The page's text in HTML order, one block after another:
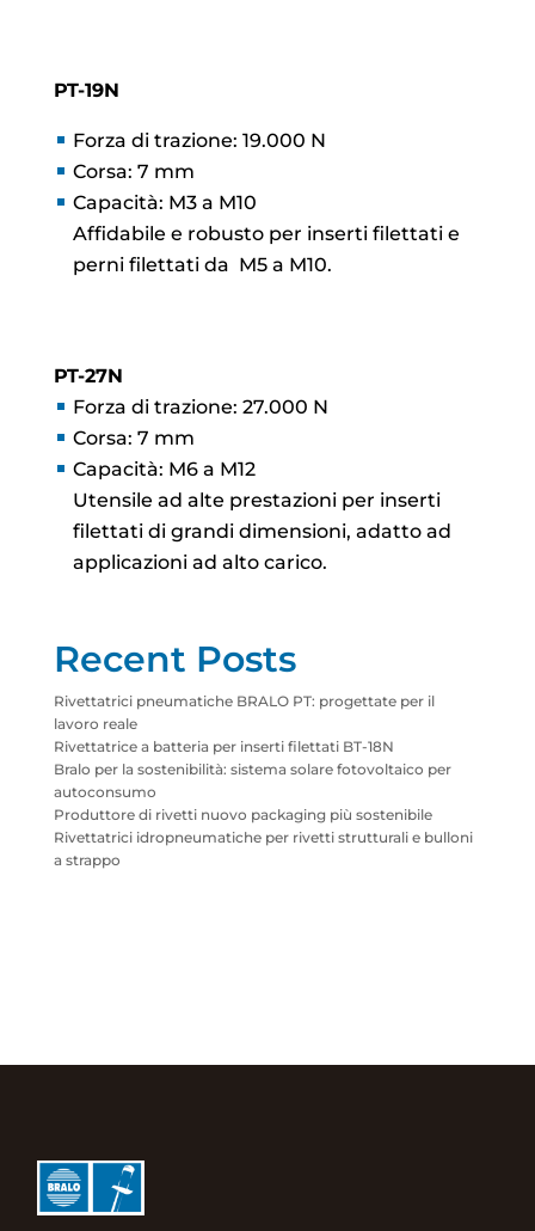
PT-19N
Forza di trazione: 19.000 N
Corsa: 7 mm
Capacità: M3 a M10
Affidabile e robusto per inserti filettati e
perni filettati da M5 a M10.
PT-27N
Forza di trazione: 27.000 N
Corsa: 7 mm
Capacità: M6 a M12
Utensile ad alte prestazioni per inserti
filettati di grandi dimensioni, adatto ad
applicazioni ad alto carico.
Recent Posts
Rivettatrici pneumatiche BRALO PT: progettate per il
lavoro reale
Rivettatrice a batteria per inserti filettati BT-18N
Bralo per la sostenibilità: sistema solare fotovoltaico per
autoconsumo
Produttore di rivetti nuovo packaging più sostenibile
Rivettatrici idropneumatiche per rivetti strutturali e bulloni
a strappo